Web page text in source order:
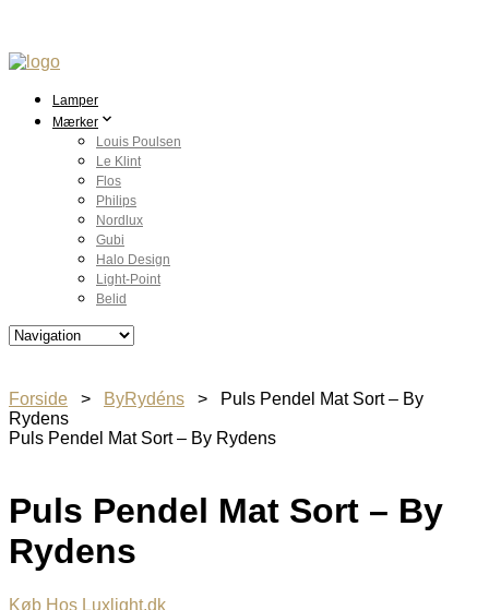
Lamper
Mærker
Louis Poulsen
Le Klint
Flos
Philips
Nordlux
Gubi
Halo Design
Light-Point
Belid
Forside > ByRydéns > Puls Pendel Mat Sort – By
Rydens
Puls Pendel Mat Sort – By Rydens
Puls Pendel Mat Sort – By
Rydens
Køb Hos Luxlight.dk